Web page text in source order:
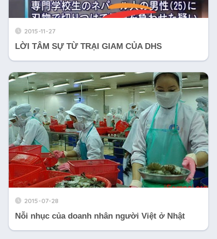
2015-11-27
LỜI TÂM SỰ TỪ TRẠI GIAM CỦA DHS
2015-07-28
Nỗi nhục của doanh nhân người Việt ở Nhật